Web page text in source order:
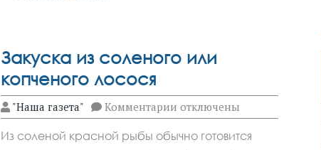
Закуска из соленого или
копченого лосося
"Наша газета" Комментарии к
записи
из соленого
отключены
Из соленой красной рыбы обычно готовится